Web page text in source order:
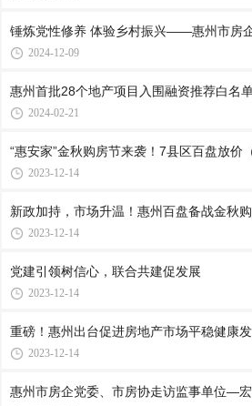
锤炼党性修养 体验乡村振兴——惠州市房
2024-12-09
惠州首批28个地产项目入围融资推荐白名
2024-02-21
“惠安家”金秋购房节来袭！7县区百盘放价
2023-12-14
新政加持，市场升温！惠州百盘备战金秋购
2023-12-14
党建引领树信心，联合共建促发展
2023-12-14
重磅！惠州出台促进房地产市场平稳健康
2023-12-14
惠州市房企党委、市房协走访监事单位—